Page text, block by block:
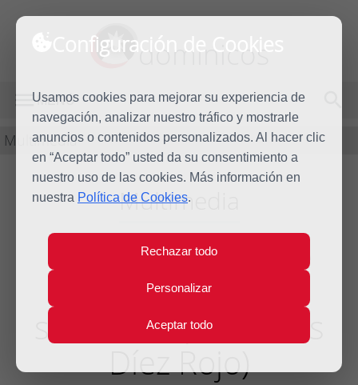
Configuración de Cookies
Usamos cookies para mejorar su experiencia de
navegación, analizar nuestro tráfico y mostrarle
anuncios o contenidos personalizados. Al hacer clic
en “Aceptar todo” usted da su consentimiento a
nuestro uso de las cookies. Más información en
nuestra Política de Cookies.
Rechazar todo
Personalizar
Aceptar todo
dominicos
MENÚ
Multimedia
Multimedia
«Evangelización de
América: luces y
sombras» (Fr. Carlos
Díez Rojo)